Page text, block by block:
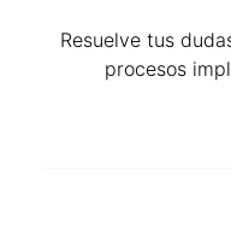
Resuelve tus
procesos